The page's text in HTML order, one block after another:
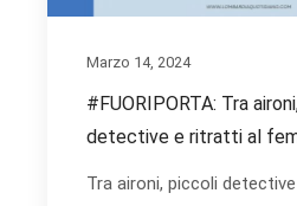
Marzo 14, 2024
#FUORIPORTA: Tra
detective e ritratti al
Tra aironi, piccoli